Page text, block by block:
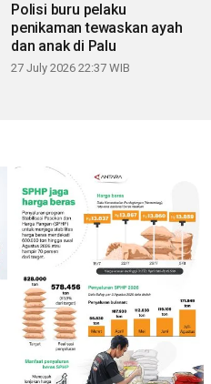
Polisi buru pelaku
penikaman tewaskan ayah
dan anak di Palu
27 July 2026 22:37 WIB